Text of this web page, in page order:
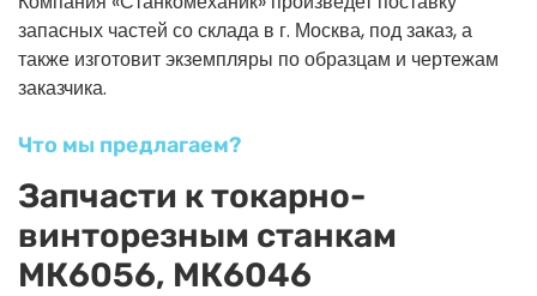
запасных частей со склада в г. Москва, под заказ, а
также изготовит экземпляры по образцам и чертежам
заказчика.
Что мы предлагаем?
Запчасти к токарно-
винторезным станкам
МК6056, МК6046